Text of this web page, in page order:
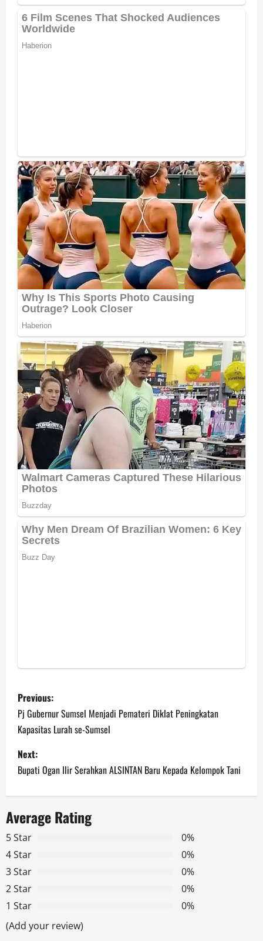
P
o
s
t
n
a
v
i
g
a
Previous:
Pj Gubernur Sumsel Menjadi Pemateri Diklat Peningkatan
Kapasitas Lurah se-Sumsel
Next:
Bupati Ogan Ilir Serahkan ALSINTAN Baru Kepada Kelompok Tani
Average Rating
5 Star
0%
4 Star
0%
3 Star
0%
2 Star
0%
1 Star
0%
(Add your review)